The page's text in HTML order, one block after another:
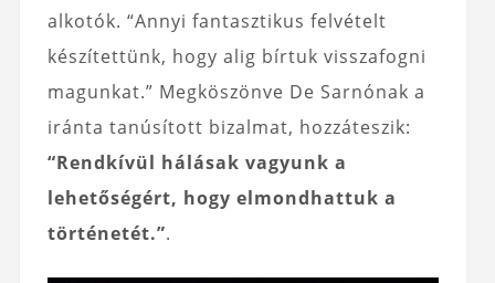
alkotók. “Annyi fantasztikus felvételt
készítettünk, hogy alig bírtuk visszafogni
magunkat.” Megköszönve De Sarnónak a
iránta tanúsított bizalmat, hozzáteszik:
“Rendkívül hálásak vagyunk a
lehetőségért, hogy elmondhattuk a
történetét.”.